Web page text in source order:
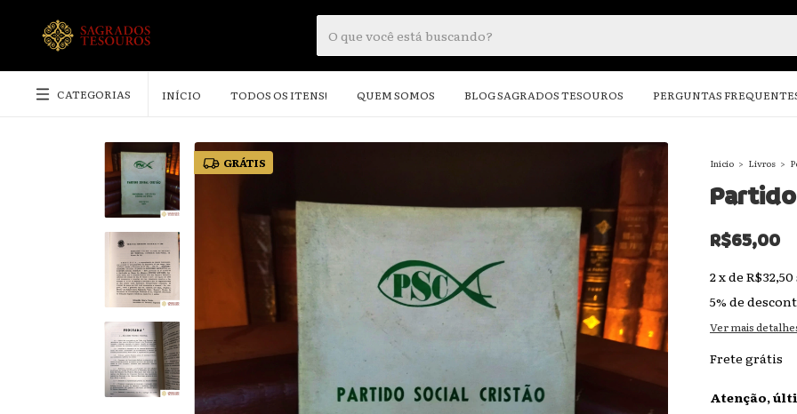
CATEGORIAS INÍCIO TODOS OS ITENS! QUEM SOMOS BLOG SAGRADOS TESOUROS PERGUNTAS
GRÁTIS Início > Livros >
R$65,00
2xde R$32,50
5% de
Ver mais
Frete grátis
Atenção,